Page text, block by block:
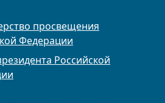
просвещения
Федерации
Российской